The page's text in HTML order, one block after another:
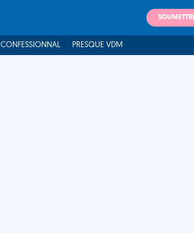
CONFESSIONNAL PRESQUE VDM